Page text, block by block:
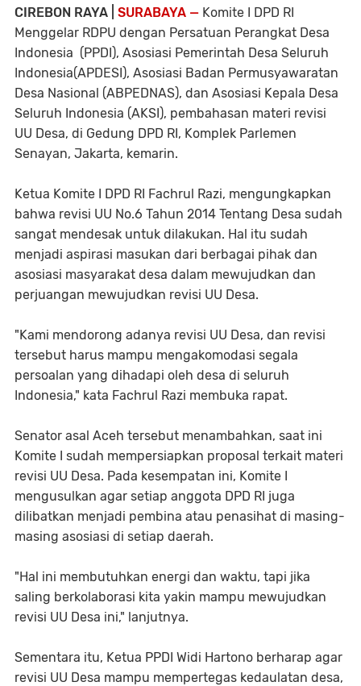
CIREBON RAYA | SURABAYA — Komite I DPD RI
Menggelar RDPU dengan Persatuan Perangkat Desa
Indonesia (PPDI), Asosiasi Pemerintah Desa Seluruh
Indonesia(APDESI), Asosiasi Badan Permusyawaratan
Desa Nasional (ABPEDNAS), dan Asosiasi Kepala Desa
Seluruh Indonesia (AKSI), pembahasan materi revisi
UU Desa, di Gedung DPD RI, Komplek Parlemen
Senayan, Jakarta, kemarin.
Ketua Komite I DPD RI Fachrul Razi, mengungkapkan
bahwa revisi UU No.6 Tahun 2014 Tentang Desa sudah
sangat mendesak untuk dilakukan. Hal itu sudah
menjadi aspirasi masukan dari berbagai pihak dan
asosiasi masyarakat desa dalam mewujudkan dan
perjuangan mewujudkan revisi UU Desa.
"Kami mendorong adanya revisi UU Desa, dan revisi
tersebut harus mampu mengakomodasi segala
persoalan yang dihadapi oleh desa di seluruh
Indonesia," kata Fachrul Razi membuka rapat.
Senator asal Aceh tersebut menambahkan, saat ini
Komite I sudah mempersiapkan proposal terkait materi
revisi UU Desa. Pada kesempatan ini, Komite I
mengusulkan agar setiap anggota DPD RI juga
dilibatkan menjadi pembina atau penasihat di masing-
masing asosiasi di setiap daerah.
"Hal ini membutuhkan energi dan waktu, tapi jika
saling berkolaborasi kita yakin mampu mewujudkan
revisi UU Desa ini," lanjutnya.
Sementara itu, Ketua PPDI Widi Hartono berharap agar
revisi UU Desa mampu mempertegas kedaulatan desa,